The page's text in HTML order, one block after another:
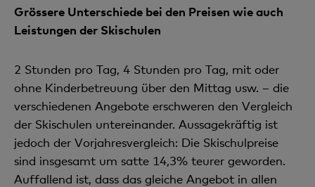
Grössere Unterschiede bei den Preisen wie auch
Leistungen der Skischulen
2 Stunden pro Tag, 4 Stunden pro Tag, mit oder
ohne Kinderbetreuung über den Mittag usw. – die
verschiedenen Angebote erschweren den Vergleich
der Skischulen untereinander. Aussagekräftig ist
jedoch der Vorjahresvergleich: Die Skischulpreise
sind insgesamt um satte 14,3% teurer geworden.
Auffallend ist, dass das gleiche Angebot in allen